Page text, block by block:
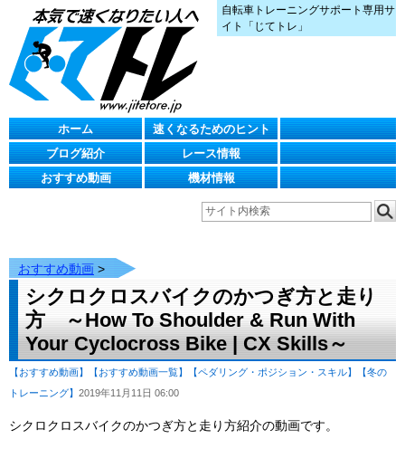
自転車トレーニングサポート専用サ
イト「じてトレ」
ホーム
速くなるためのヒント
ブログ紹介
レース情報
おすすめ動画
機材情報
おすすめ動画 >
シクロクロスバイクのかつぎ方と走り
方 ～How To Shoulder & Run With
Your Cyclocross Bike | CX Skills～
【おすすめ動画】 【おすすめ動画一覧】 【ペダリング・ポジション・スキル】
【冬の
トレーニング】 2019年11月11日 06:00
シクロクロスバイクのかつぎ方と走り方紹介の動画です。